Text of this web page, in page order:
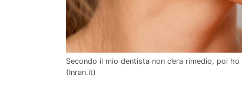
Secondo il mio dentista non c’era rimedio, poi
(Inran.it)